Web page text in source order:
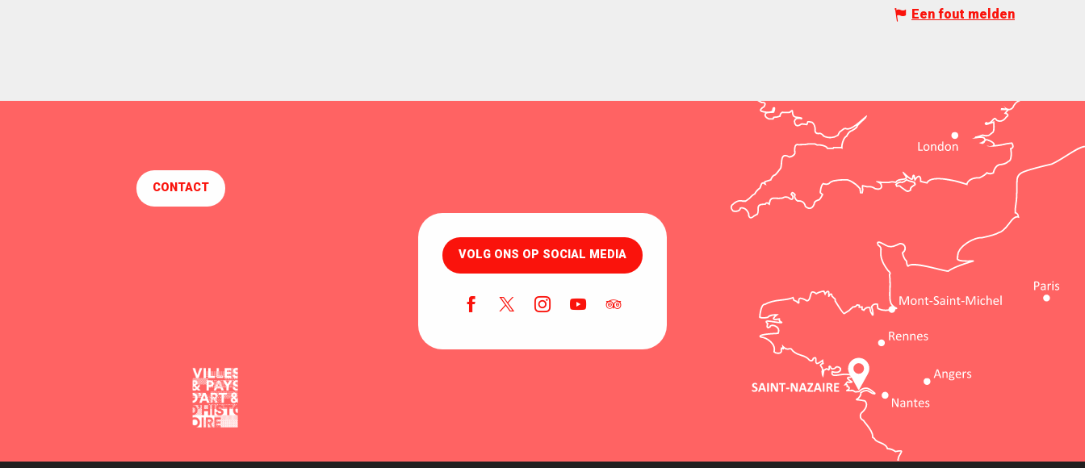
Een fout melden
CONTACT
VOLG ONS OP SOCIAL MEDIA